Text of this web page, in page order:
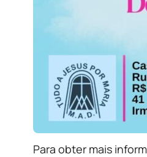
Para obter mais